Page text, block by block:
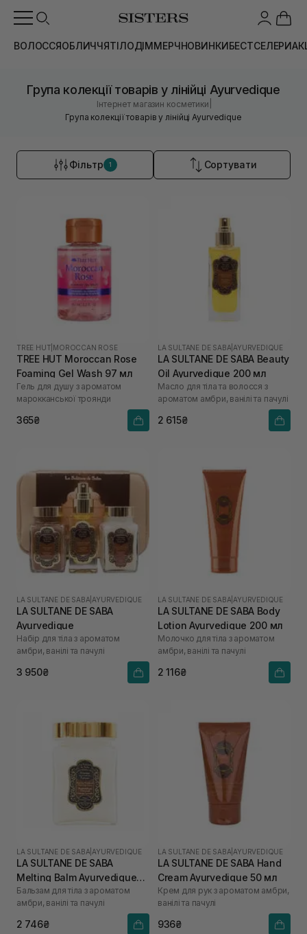
ВОЛОССЯОБЛИЧЧЯТІЛОДІММЕРЧНОВИНКИБЕСТСЕЛЕРИ
Група колекції товарів у лінійці Ayurvedique
Інтернет магазин косметики
Група колекції товарів у лінійці Ayurvedique
Фільтр 1 Сортувати
TREE HUT MOROCCAN ROSE
TREE HUT Moroccan Rose
Foaming Gel Wash 97 мл
Гель для душу з ароматом
марокканської троянди
365₴
LA SULTANE DE SABA AYURVEDIQUE
LA SULTANE DE SABA Beauty
Oil Ayurvedique 200 мл
Масло для тіла та волосся з
ароматом амбри, ванілі та пачулі
2 615₴
LA SULTANE DE SABA AYURVEDIQUE
LA SULTANE DE SABA
Ayurvedique
Набір для тіла з ароматом
амбри, ванілі та пачулі
3 950₴
LA SULTANE DE SABA AYURVEDIQUE
LA SULTANE DE SABA Body
Lotion Ayurvedique 200 мл
Молочко для тіла з ароматом
амбри, ванілі та пачулі
2 116₴
LA SULTANE DE SABA AYURVEDIQUE
LA SULTANE DE SABA
Melting Balm Ayurvedique
300 мл
Бальзам для тіла з ароматом
амбри, ванілі та пачулі
2 746₴
LA SULTANE DE SABA AYURVEDIQUE
LA SULTANE DE SABA Hand
Cream Ayurvedique 50 мл
Крем для рук з ароматом амбри,
ванілі та пачулі
936₴